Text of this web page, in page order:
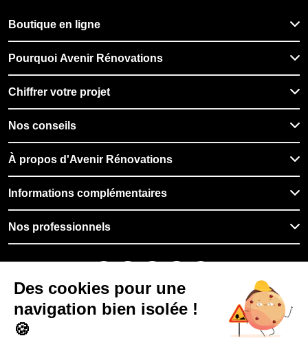
Boutique en ligne
Pourquoi Avenir Rénovations
Chiffrer votre projet
Nos conseils
À propos d'Avenir Rénovations
Informations complémentaires
Nos professionnels